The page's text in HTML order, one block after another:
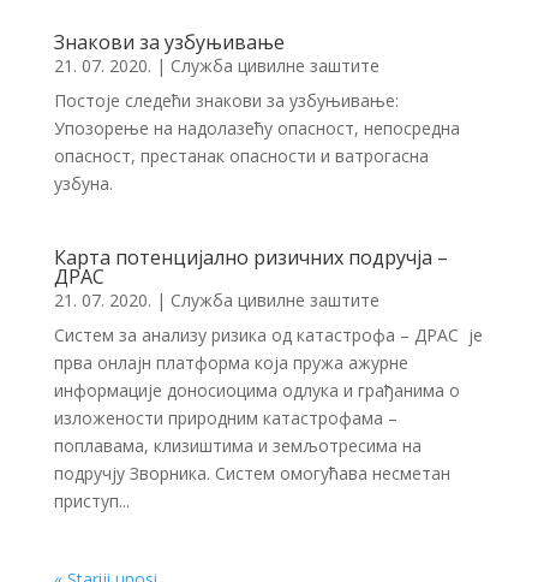
Знакови за узбуњивање
21. 07. 2020. | Служба цивилне заштите
Постоје следећи знакови за узбуњивање:
Упозорење на надолазећу опасност, непосредна
опасност, престанак опасности и ватрогасна
узбуна.
Карта потенцијално ризичних подручја –
ДРАС
21. 07. 2020. | Служба цивилне заштите
Систем за анализу ризика од катастрофа – ДРАС је
прва онлајн платформа која пружа ажурне
информације доносиоцима одлука и грађанима о
изложености природним катастрофама –
поплавама, клизиштима и земљотресима на
подручју Зворника. Систем омогућава несметан
приступ...